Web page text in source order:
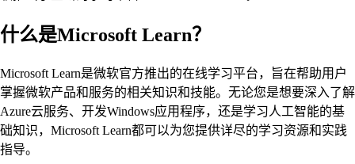
什么是Microsoft Learn？
Microsoft Learn是微软官方推出的在线学习平台，旨在帮助用户
掌握微软产品和服务的相关知识和技能。无论您是想要深入了解
Azure云服务、开发Windows应用程序，还是学习人工智能的基
础知识，Microsoft Learn都可以为您提供详尽的学习资源和实践
指导。